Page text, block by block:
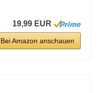
19,99 EUR
Bei Amazon anschauen